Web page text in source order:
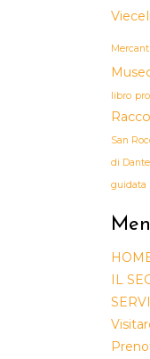
Vieceli
libro
San
di Dante
guidata
IL